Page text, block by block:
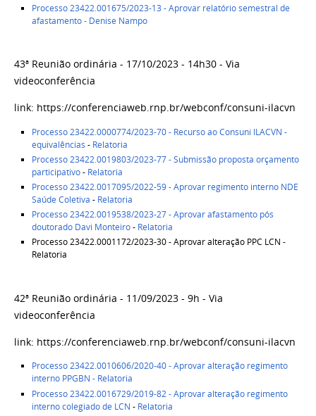
Processo 23422.001675/2023-13 - Aprovar relatório semestral de
afastamento - Denise Nampo
43ª Reunião ordinária - 17/10/2023 - 14h30 - Via
videoconferência
link: https://conferenciaweb.rnp.br/webconf/consuni-ilacvn
Processo 23422.0000774/2023-70 - Recurso ao Consuni ILACVN -
equivalências - Relatoria
Processo 23422.0019803/2023-77 - Submissão proposta orçamento
participativo- Relatoria
Processo 23422.0017095/2022-59 - Aprovar regimento interno NDE
Saúde Coletiva - Relatoria
Processo 23422.0019538/2023-27 - Aprovar afastamento pós
doutorado Davi Monteiro-Relatoria
Processo 23422.0001172/2023-30 - Aprovar alteração PPC LCN -
Relatoria
42ª Reunião ordinária - 11/09/2023 - 9h - Via
videoconferência
link: https://conferenciaweb.rnp.br/webconf/consuni-ilacvn
Processo 23422.0010606/2020-40 - Aprovar alteração regimento
interno PPGBN - Relatoria
Processo 23422.0016729/2019-82 - Aprovar alteração regimento
interno colegiado de LCN - Relatoria